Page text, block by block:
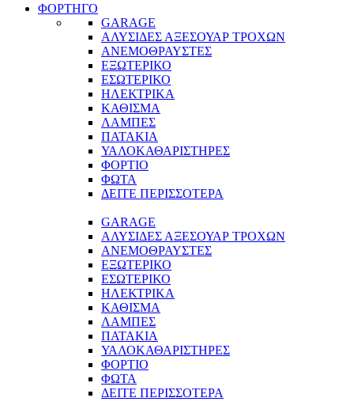
ΦΟΡΤΗΓΟ
GARAGE
ΑΛΥΣΙΔΕΣ ΑΞΕΣΟΥΑΡ ΤΡΟΧΩΝ
ΑΝΕΜΟΘΡΑΥΣΤΕΣ
ΕΞΩΤΕΡΙΚΟ
ΕΣΩΤΕΡΙΚΟ
ΗΛΕΚΤΡΙΚΑ
ΚΑΘΙΣΜΑ
ΛΑΜΠΕΣ
ΠΑΤΑΚΙΑ
ΥΑΛΟΚΑΘΑΡΙΣΤΗΡΕΣ
ΦΟΡΤΙΟ
ΦΩΤΑ
ΔΕΙΤΕ ΠΕΡΙΣΣΟΤΕΡΑ
GARAGE
ΑΛΥΣΙΔΕΣ ΑΞΕΣΟΥΑΡ ΤΡΟΧΩΝ
ΑΝΕΜΟΘΡΑΥΣΤΕΣ
ΕΞΩΤΕΡΙΚΟ
ΕΣΩΤΕΡΙΚΟ
ΗΛΕΚΤΡΙΚΑ
ΚΑΘΙΣΜΑ
ΛΑΜΠΕΣ
ΠΑΤΑΚΙΑ
ΥΑΛΟΚΑΘΑΡΙΣΤΗΡΕΣ
ΦΟΡΤΙΟ
ΦΩΤΑ
ΔΕΙΤΕ ΠΕΡΙΣΣΟΤΕΡΑ